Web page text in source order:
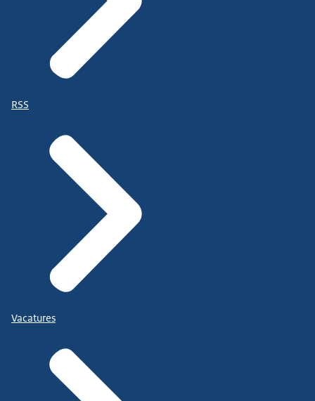
RSS
Vacatures